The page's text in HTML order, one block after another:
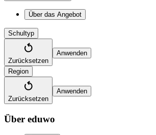
Über das Angebot
Schultyp
Zurücksetzen
Anwenden
Region
Zurücksetzen
Anwenden
Über eduwo